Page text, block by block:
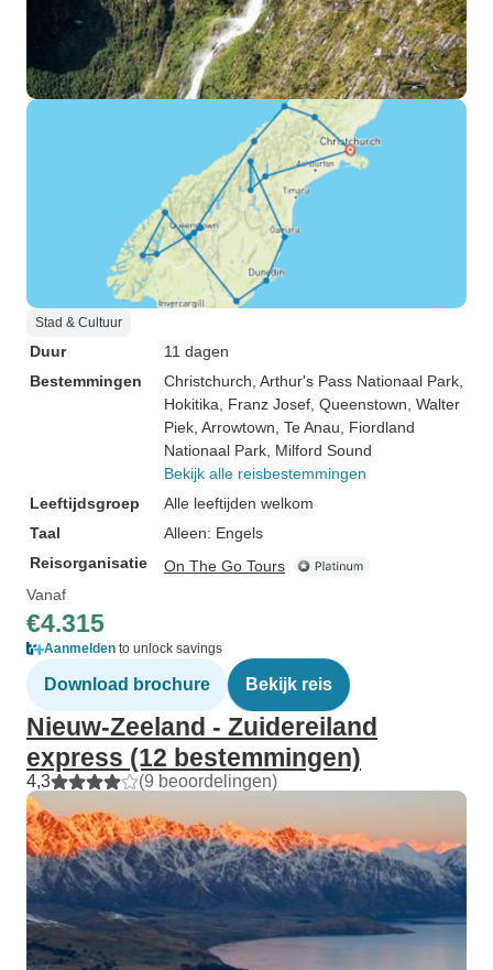
Stad & Cultuur
Duur
11 dagen
Bestemmingen
Christchurch , Arthur's Pass Nationaal Park
Hokitika , Franz Josef , Queenstown , Walter
Piek , Arrowtown , Te Anau , Fiordland
Nationaal Park , Milford Sound
Bekijk alle reisbestemmingen
Leeftijdsgroep
Alle leeftijden welkom
Taal
Alleen: Engels
Reisorganisatie
On The Go Tours
Vanaf
€4.315
Aanmelden to unlock savings
Download brochure Bekijk reis
Nieuw-Zeeland - Zuidereiland
express (12 bestemmingen)
4,3 (9 beoordelingen)